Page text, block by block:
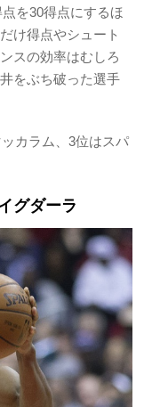
を30得点にするほ
け得点やシュート
スの効率はむしろ
をぶち破った選手
カラム、3位はスパ
グダーラ